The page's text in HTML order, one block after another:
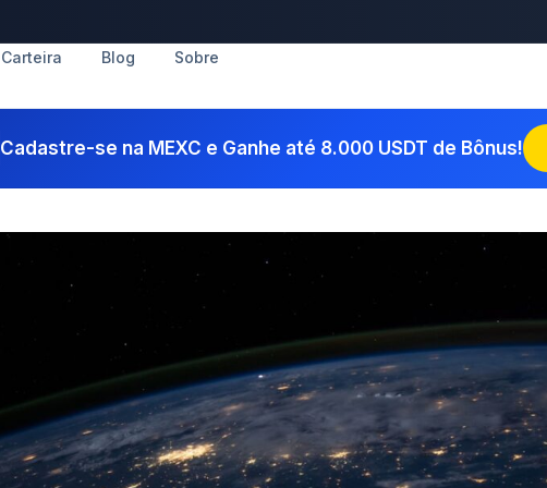
Carteira Blog Sobre
Cadastre-se na MEXC e Ganhe até 8.000 USDT de Bônus!